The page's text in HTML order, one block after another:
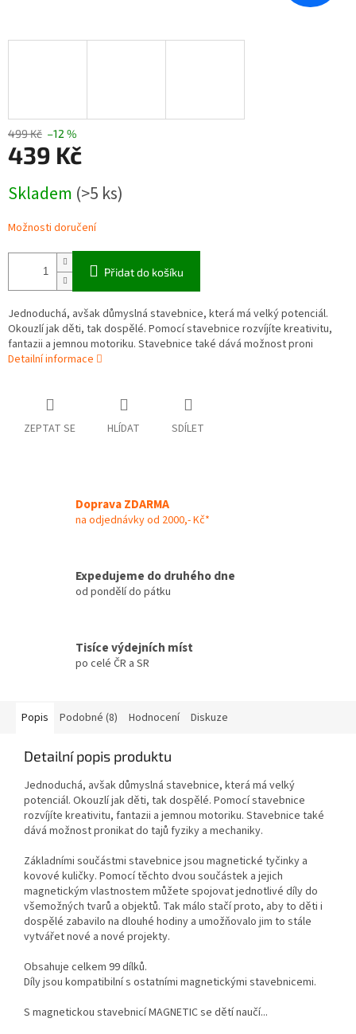
499 Kč –12 %
439 Kč
cena:
Skladem (>5 ks)
Možnosti doručení
Přidat do košíku
Jednoduchá, avšak důmyslná stavebnice, která má velký potenciál.
Okouzlí jak děti, tak dospělé. Pomocí stavebnice rozvíjíte kreativitu,
fantazii a jemnou motoriku. Stavebnice také dává možnost proni
Detailní informace
ZEPTAT SE HLÍDAT SDÍLET
Doprava ZDARMA
na odjednávky od 2000,- Kč*
Expedujeme do druhého dne
od pondělí do pátku
Tisíce výdejních míst
po celé ČR a SR
Popis Podobné (8) Hodnocení Diskuze
Detailní popis produktu
Jednoduchá, avšak důmyslná stavebnice, která má velký
potenciál. Okouzlí jak děti, tak dospělé. Pomocí stavebnice
rozvíjíte kreativitu, fantazii a jemnou motoriku. Stavebnice také
dává možnost pronikat do tajů fyziky a mechaniky.
Základními součástmi stavebnice jsou magnetické tyčinky a
kovové kuličky. Pomocí těchto dvou součástek a jejich
magnetickým vlastnostem můžete spojovat jednotlivé díly do
všemožných tvarů a objektů. Tak málo stačí proto, aby to děti i
dospělé zabavilo na dlouhé hodiny a umožňovalo jim to stále
vytvářet nové a nové projekty.
Obsahuje celkem 99 dílků.
Díly jsou kompatibilní s ostatními magnetickými stavebnicemi.
S magnetickou stavebnicí MAGNETIC se dětí naučí...